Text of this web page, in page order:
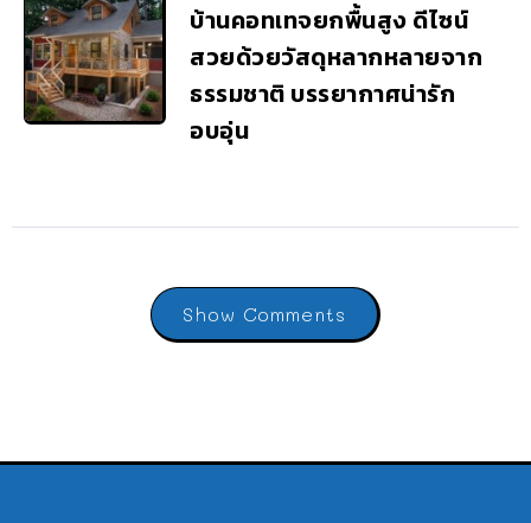
บ้านคอทเทจยกพื้นสูง ดีไซน์
สวยด้วยวัสดุหลากหลายจาก
ธรรมชาติ บรรยากาศน่ารัก
อบอุ่น
Show Comments